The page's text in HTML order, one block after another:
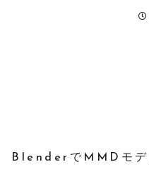
BlenderでMMDモデ